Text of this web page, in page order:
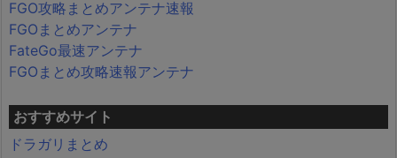
FGO攻略まとめアンテナ速報
FGOまとめアンテナ
FateGo最速アンテナ
FGOまとめ攻略速報アンテナ
おすすめサイト
ドラガリまとめ